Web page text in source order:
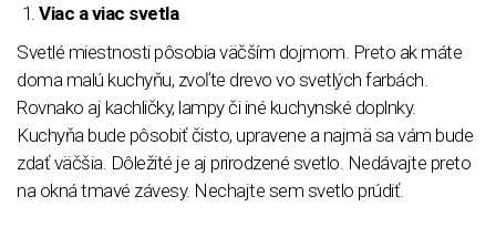
Viac a viac svetla
Svetlé miestnosti pôsobia väčším dojmom. Preto ak máte
doma malú kuchyňu, zvoľte drevo vo svetlých farbách.
Rovnako aj kachličky, lampy či iné kuchynské doplnky.
Kuchyňa bude pôsobiť čisto, upravene a najmä sa vám bude
zdať väčšia. Dôležité je aj prirodzené svetlo. Nedávajte preto
na okná tmavé závesy. Nechajte sem svetlo prúdiť.